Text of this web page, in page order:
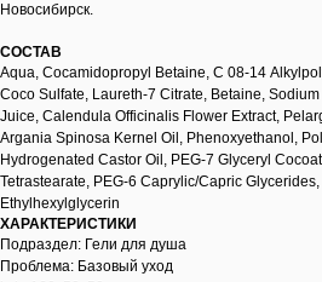
Новосибирск.
СОСТАВ
Aqua, Cocamidopropyl Betaine, С 08-14
Coco Sulfate, Laureth-7 Citrate, Betaine,
Juice, Calendula Officinalis Flower Extract,
Argania Spinosa Kernel Oil, Phenoxyethanol,
Hydrogenated Castor Oil, PEG-7 Glyceryl
Tetrastearate, PEG-6 Caprylic/Capric
Ethylhexylglycerin
ХАРАКТЕРИСТИКИ
Подраздел: Гели для душа
Проблема: Базовый уход